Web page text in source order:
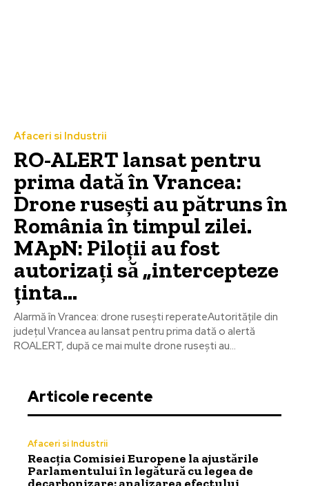
Afaceri si Industrii
RO-ALERT lansat pentru
prima dată în Vrancea:
Drone rusești au pătruns în
România în timpul zilei.
MApN: Piloții au fost
autorizați să „intercepteze
ținta...
Alarmă în Vrancea: drone rusești reperateAutoritățile din
județul Vrancea au lansat pentru prima dată o alertă
ROALERT, după ce mai multe drone rusești au...
Articole recente
Afaceri si Industrii
Reacția Comisiei Europene la ajustările
Parlamentului în legătură cu legea de